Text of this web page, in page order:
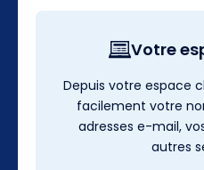
Votre
Depuis votre espace
facilement votre
adresses e-mail,
autres